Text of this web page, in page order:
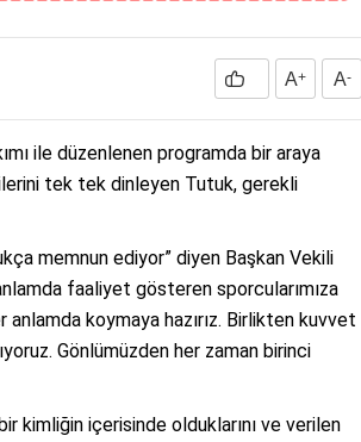
A+ A-
ile düzenlenen programda bir araya
tek tek dinleyen Tutuk, gerekli
memnun ediyor” diyen Başkan Vekili
faaliyet gösteren sporcularımıza
koymaya hazırız. Birlikten kuvvet
Gönlümüzden her zaman birinci
kimliğin içerisinde olduklarını ve verilen